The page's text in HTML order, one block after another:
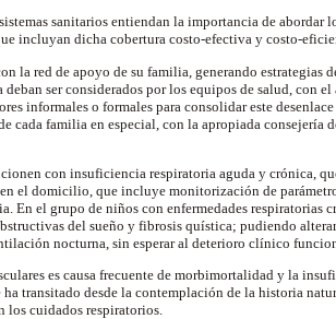
sanitarios entiendan la importancia de abordar
incluyan dicha cobertura costo-efectiva y costo-
la red de apoyo de su familia, generando estrategias
deban ser considerados por los equipos de salud, con
informales o formales para consolidar este desenlace
cada familia en especial, con la apropiada consejería
con insuficiencia respiratoria aguda y crónica,
el domicilio, que incluye monitorización de
En el grupo de niños con enfermedades respiratorias
del sueño y fibrosis quística; pudiendo
nocturna, sin esperar al deterioro clínico
es causa frecuente de morbimortalidad y la
transitado desde la contemplación de la historia
los cuidados respiratorios.